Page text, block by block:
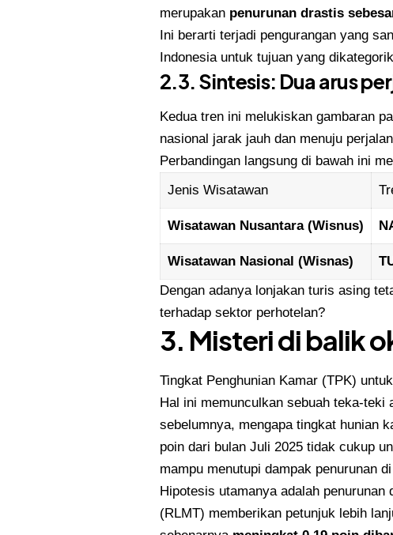
merupakan penurunan drastis
Ini berarti terjadi pengurangan yang
Indonesia untuk tujuan yang
2.3. Sintesis: Dua arus
Kedua tren ini melukiskan gambaran
nasional jarak jauh dan menuju
Perbandingan langsung di bawah ini
Jenis Wisatawan
Wisatawan Nusantara (Wisnus)
Wisatawan Nasional (Wisnas)
Dengan adanya lonjakan turis asing
terhadap sektor perhotelan?
3. Misteri di balik
Tingkat Penghunian Kamar (TPK)
Hal ini memunculkan sebuah teka-teki
sebelumnya, mengapa tingkat hunian
poin dari bulan Juli 2025 tidak cukup
mampu menutupi dampak penurunan
Hipotesis utamanya adalah penurunan
(RLMT) memberikan petunjuk lebih